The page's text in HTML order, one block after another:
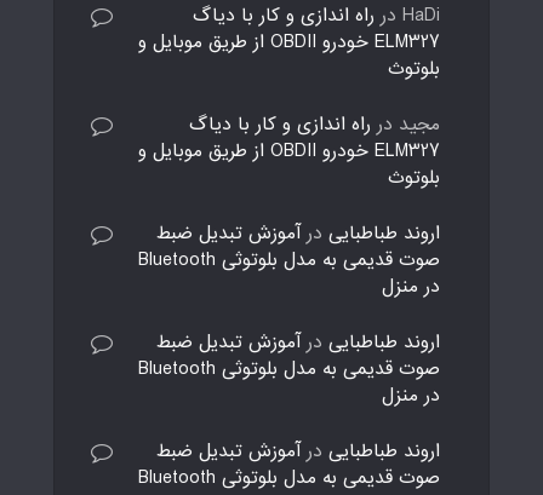
HaDi در راه اندازی و کار با دیاگ
ELM327 خودرو OBDII از طریق موبایل و
بلوتوث
مجید در راه اندازی و کار با دیاگ
ELM327 خودرو OBDII از طریق موبایل و
بلوتوث
اروند طباطبایی در آموزش تبدیل ضبط
صوت قدیمی به مدل بلوتوثی Bluetooth
در منزل
اروند طباطبایی در آموزش تبدیل ضبط
صوت قدیمی به مدل بلوتوثی Bluetooth
در منزل
اروند طباطبایی در آموزش تبدیل ضبط
صوت قدیمی به مدل بلوتوثی Bluetooth